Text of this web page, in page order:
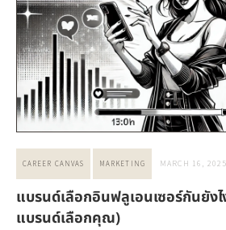
CAREER CANVAS MARKETING MARCH 16, 2025
แบรนด์เลือกอินฟลูเอนเซอร์กันยังไ
แบรนด์เลือกคุณ)